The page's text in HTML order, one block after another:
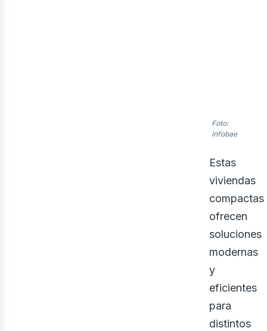
Foto:
infobae
Estas
viviendas
compactas
ofrecen
soluciones
modernas
y
eficientes
para
distintos